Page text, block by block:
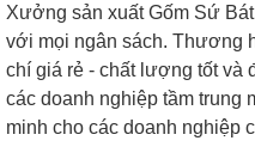
Xưởng sản xuất Gốm Sứ
với mọi ngân sách. Thương
chí giá rẻ - chất lượng tốt và
các doanh nghiệp tầm trung
minh cho các doanh nghiệp